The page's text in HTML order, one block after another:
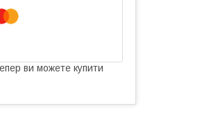
ви можете купити